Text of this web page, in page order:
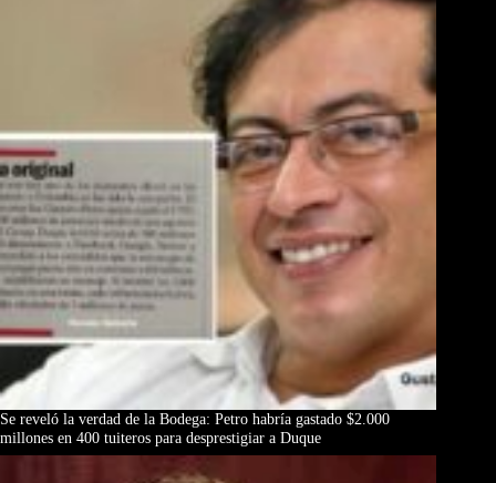
Se reveló la verdad de la Bodega: Petro habría gastado $2.000
millones en 400 tuiteros para desprestigiar a Duque